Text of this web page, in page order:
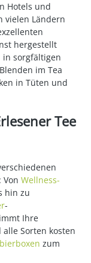
Hotels und
vielen Ländern
hergestellt
in sorgfältigen
im Tea
in Tüten und
Tee
Von Wellness-
hin zu
-
Ihre
Sorten kosten
zum